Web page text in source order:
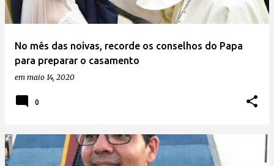
No mês das noivas, recorde os conselhos do Papa
para preparar o casamento
em maio 14, 2020
0